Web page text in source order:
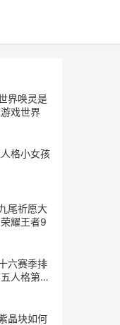
界唤灵是
戏世界
格小女孩
尾祈愿大
耀王者9
六赛季排
人格第三
候开始
晶块如何